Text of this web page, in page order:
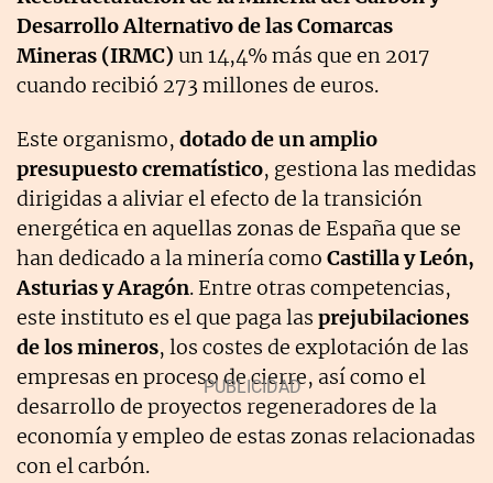
Desarrollo Alternativo de las Comarcas
Mineras (IRMC) un 14,4% más que en 2017
cuando recibió 273 millones de euros.
Este organismo, dotado de un amplio
presupuesto crematístico, gestiona las medidas
dirigidas a aliviar el efecto de la transición
energética en aquellas zonas de España que se
han dedicado a la minería como Castilla y León,
Asturias y Aragón. Entre otras competencias,
este instituto es el que paga las prejubilaciones
de los mineros, los costes de explotación de las
empresas en proceso de cierre, así como el
desarrollo de proyectos regeneradores de la
economía y empleo de estas zonas relacionadas
con el carbón.